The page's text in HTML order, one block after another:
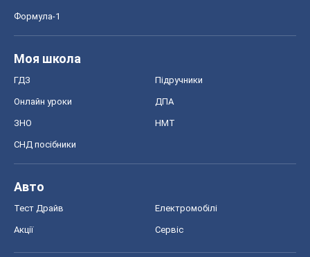
Формула-1
Моя школа
ГДЗ Підручники
Онлайн уроки ДПА
ЗНО НМТ
СНД посібники
Авто
Тест Драйв Електромобілі
Акції Сервіс